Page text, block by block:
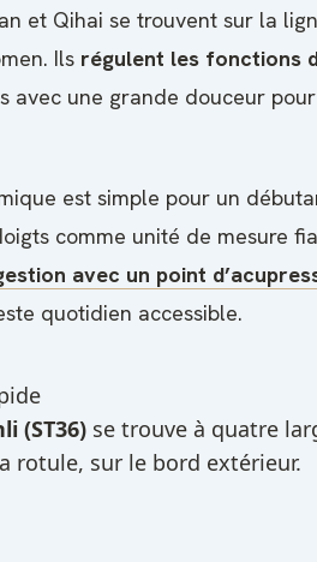
et Qihai se trouvent sur la
Ils régulent les fonctions
avec une grande douceur
est simple pour un
comme unité de mesure
avec un point
quotidien accessible.
(ST36)se trouve à quatre
rotule, sur le bord extérieur.